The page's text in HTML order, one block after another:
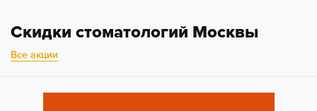
Скидки стоматологий Москвы
Все акции